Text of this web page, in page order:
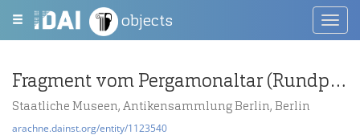
objects
Fragment vom Pergamonaltar (Rundplastik oder Relief); Berlin:Relief / Statue (?), Fragment
Staatliche Museen, Antikensammlung Berlin, Berlin
arachne.dainst.org/entity/1123540